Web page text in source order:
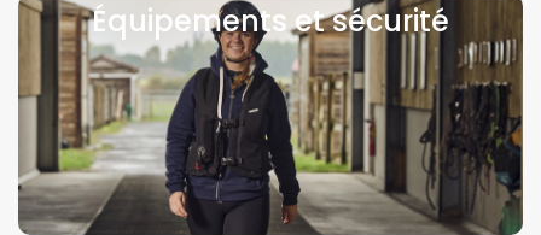
Équipements et sécurité